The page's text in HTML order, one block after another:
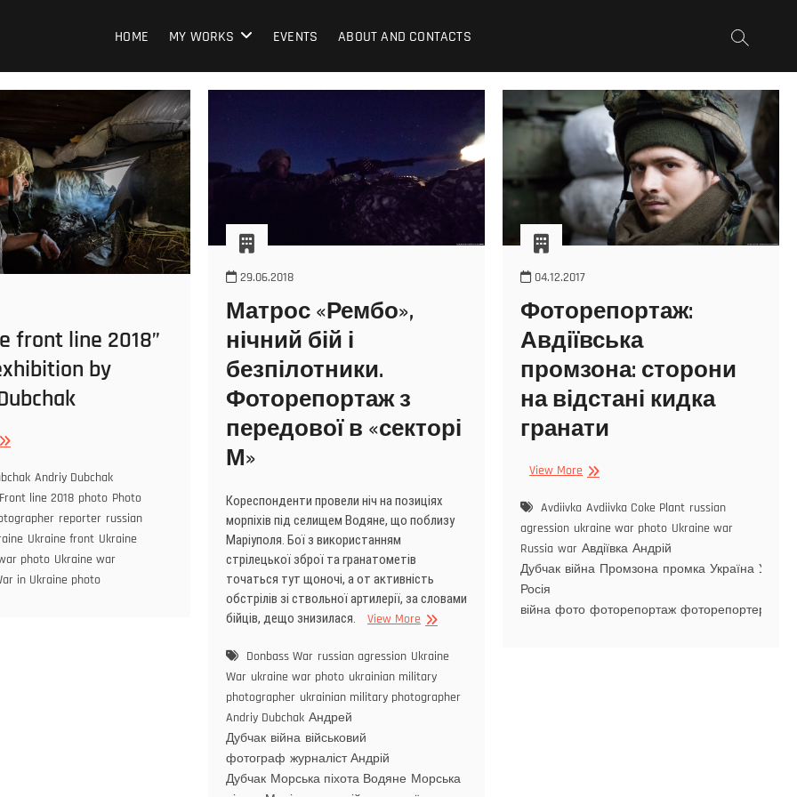
HOME MY WORKS EVENTS ABOUT AND CONTACTS
front line 2018”
by
Andriy Dubchak
Front line 2018 photo Photo
reporter russian
Ukraine front Ukraine
photo Ukraine war
in Ukraine photo
29.06.2018
Матрос «Рембо»,
нічний бій і
безпілотники.
Фоторепортаж з
передової в «секторі
М»
Кореспонденти провели ніч на позиціях
морпіхів під селищем Водяне, що поблизу
Маріуполя. Бої з використанням
стрілецької зброї та гранатометів
точаться тут щоночі, а от активність
обстрілів зі ствольної артилерії, за словами
бійців, дещо знизилася.
View More
Donbass War russian agression Ukraine
War ukraine war photo ukrainian military
photographer ukrainian military photographer
Andriy Dubchak Андрей
Дубчак війна військовий
фотограф журналіст Андрій
Дубчак Морська піхота Водяне Морська
04.12.2017
Фоторепортаж:
Авдіївська
промзона: сторони
на відстані кидка
гранати
View More
Avdiivka Avdiivka Coke Plant russian
agression ukraine war photo Ukraine war
Russia war Авдіївка Андрій
Дубчак війна Промзона промка Україна
Росія
війна фото фоторепортаж фоторепортер